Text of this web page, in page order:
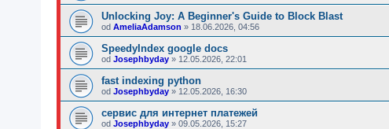
Unlocking Joy: A Beginner's Guide to Block Blast
od AmeliaAdamson » 18.06.2026, 04:56
SpeedyIndex google docs
od Josephbyday » 12.05.2026, 22:01
fast indexing python
od Josephbyday » 12.05.2026, 16:30
сервис для интернет платежей
od Josephbyday » 09.05.2026, 15:27